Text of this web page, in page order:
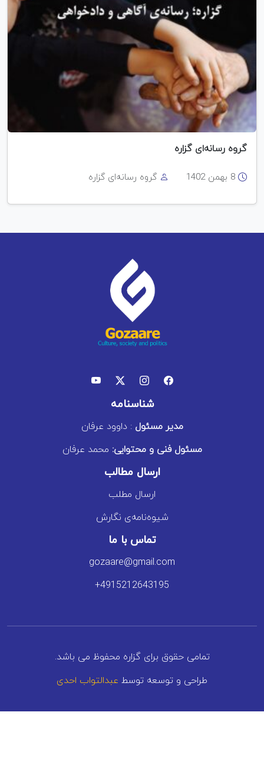
گروه رسانه‌ای گزاره
8 بهمن 1402 گروه رسانه‌ای گزاره
شناسنامه
مدیر مسئول: داوود عرفان
مسئول فنی و محتوایی:محمد عرفان
ارسال مطالب
ارسال مطلب
شیوه‌نامه‌ی نگارش
تماس با ما
gozaare@gmail.com
+4915212643195
تمامی حقوق برای گزاره محفوظ می باشد.
طراحی و توسعه توسطعبدالتواب احدی